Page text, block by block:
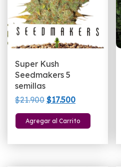
Super Kush
Seedmakers 5
semillas
$21.900 El
precio
original
$17.500El
precio
actual
Agregar al Carrito